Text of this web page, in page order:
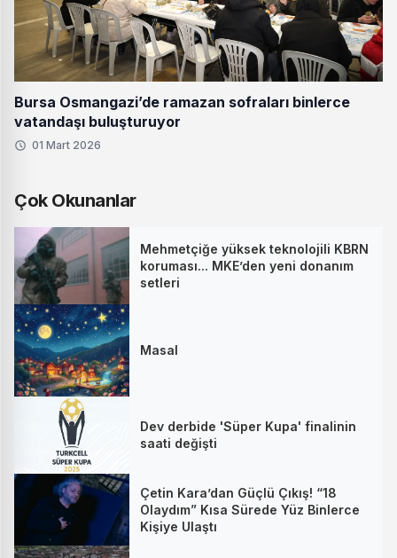
Bursa Osmangazi’de ramazan sofraları binlerce
vatandaşı buluşturuyor
01 Mart 2026
Çok Okunanlar
Mehmetçiğe yüksek teknolojili KBRN
koruması... MKE’den yeni donanım
setleri
Masal
Dev derbide 'Süper Kupa' finalinin
saati değişti
Çetin Kara’dan Güçlü Çıkış! “18
Olaydım” Kısa Sürede Yüz Binlerce
Kişiye Ulaştı